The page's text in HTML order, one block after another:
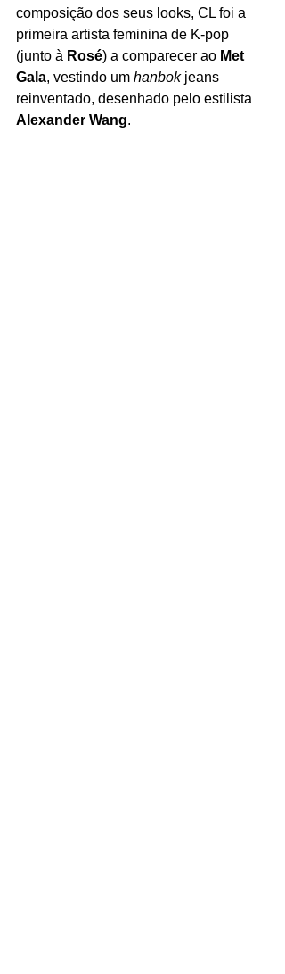
composição dos seus looks, CL foi a
primeira artista feminina de K-pop
(junto à Rosé) a comparecer ao Met
Gala, vestindo um hanbok jeans
reinventado, desenhado pelo estilista
Alexander Wang.